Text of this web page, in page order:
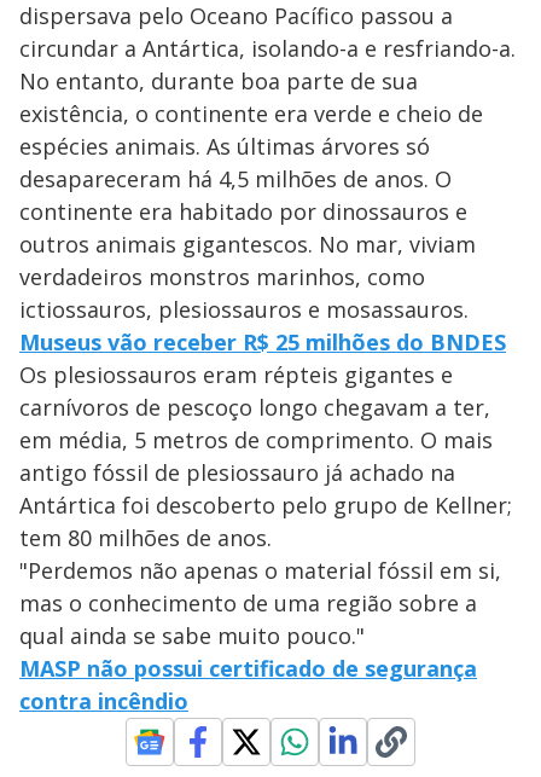
dispersava pelo Oceano Pacífico passou a
circundar a Antártica, isolando-a e resfriando-a.
No entanto, durante boa parte de sua
existência, o continente era verde e cheio de
espécies animais. As últimas árvores só
desapareceram há 4,5 milhões de anos. O
continente era habitado por dinossauros e
outros animais gigantescos. No mar, viviam
verdadeiros monstros marinhos, como
ictiossauros, plesiossauros e mosassauros.
Museus vão receber R$ 25 milhões do BNDES
Os plesiossauros eram répteis gigantes e
carnívoros de pescoço longo chegavam a ter,
em média, 5 metros de comprimento. O mais
antigo fóssil de plesiossauro já achado na
Antártica foi descoberto pelo grupo de Kellner;
tem 80 milhões de anos.
"Perdemos não apenas o material fóssil em si,
mas o conhecimento de uma região sobre a
qual ainda se sabe muito pouco."
MASP não possui certificado de segurança
contra incêndio